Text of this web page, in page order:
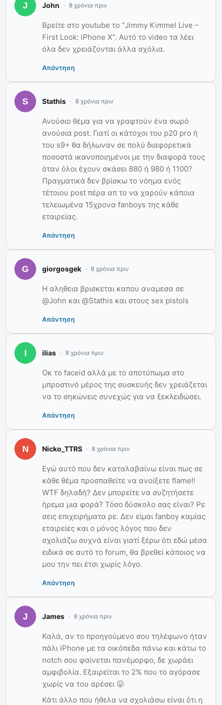
John 8 χρόνια πριν
Βρείτε στο youtube το “Jimmy Kimmel Live –
First Look: iPhone X”. Αυτό το video τα λέει
όλα δεν χρειάζονται άλλα σχόλια.
Απάντηση
Stathis 8 χρόνια πριν
Ανούσιο θέμα για να γραφτούν ένα σωρό
ανούσια post. Γιατί οι κάτοχοι του p20 pro ή
του s9+ θα δήλωναν σε πολύ διαφορετικά
ποσοστά ικανοποιημένοι με την διαφορά τους
όταν όλοι έχουν σκάσει 880 ή 980 ή 1100?
Πραγματικά δεν βρίσκω το νόημα ενός
τέτοιου post πέρα απ το να χαρούν κάποια
τελειωμένα 15χρονα fanboys της κάθε
εταιρείας.
Απάντηση
giorgosgek 8 χρόνια πριν
Η αληθεια βρισκεται καπου αναμεσα σε
@John και @Stathis και στους sex pistols
Απάντηση
ilias 8 χρόνια πριν
Οκ το faceid αλλά με το αποτύπωμα στο
μπροστινό μέρος της συσκευής δεν χρειάζεται
να το σηκώνεις συνεχώς για να ξεκλειδώσει.
Απάντηση
Nicko_TTRS 8 χρόνια πριν
Εγώ αυτό που δεν καταλαβαίνω είναι πως σε
κάθε θέμα προσπαθείτε να ανοίξετε flame!!
WTF δηλαδή? Δεν μπορείτε να συζητήσετε
ήρεμα μια φορά? Τόσο δύσκολο σας είναι? Ρε
σεις επιχειρήματα ρε. Δεν είμαι fanboy καμίας
εταιρείες και ο μόνος λόγος που δεν
σχολιάζω συχνά είναι γιατί ξέρω ότι εδώ μέσα
ειδικά σε αυτό το forum, θα βρεθεί κάποιος να
μου την πει έτσι χωρίς λόγο.
Απάντηση
James 8 χρόνια πριν
Καλά, αν το προηγούμενο σου τηλέφωνο ήταν
πάλι iPhone με τα οικόπεδα πάνω και κάτω το
notch σου φαίνεται πανέμορφο, δε χωράει
αμφιβολία. Εξαιρείται το 2% που το αγόρασε
χωρίς να του αρέσει 😛
Κάτι άλλο που ήθελα να σχολιάσω είναι ότι η